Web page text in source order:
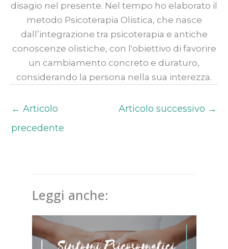
disagio nel presente. Nel tempo ho elaborato il
metodo Psicoterapia Olistica, che nasce
dall’integrazione tra psicoterapia e antiche
conoscenze olistiche, con l'obiettivo di favorire
un cambiamento concreto e duraturo,
considerando la persona nella sua interezza.
← Articolo
precedente
Articolo successivo →
Leggi anche: